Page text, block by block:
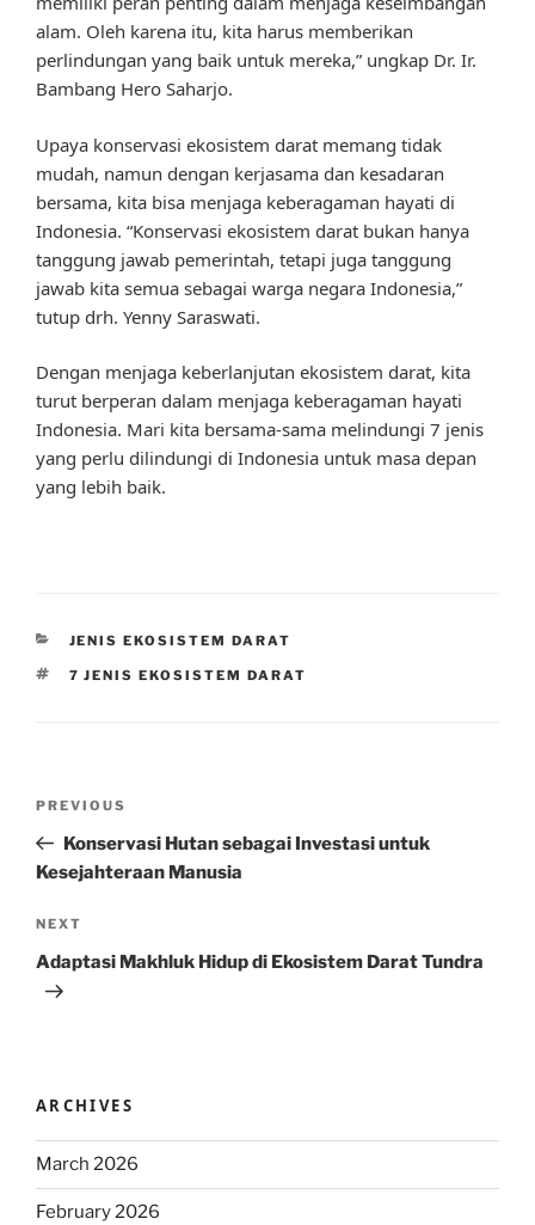
alam. Oleh karena itu, kita harus memberikan
perlindungan yang baik untuk mereka,” ungkap Dr. Ir.
Bambang Hero Saharjo.
Upaya konservasi ekosistem darat memang tidak
mudah, namun dengan kerjasama dan kesadaran
bersama, kita bisa menjaga keberagaman hayati di
Indonesia. “Konservasi ekosistem darat bukan hanya
tanggung jawab pemerintah, tetapi juga tanggung
jawab kita semua sebagai warga negara Indonesia,”
tutup drh. Yenny Saraswati.
Dengan menjaga keberlanjutan ekosistem darat, kita
turut berperan dalam menjaga keberagaman hayati
Indonesia. Mari kita bersama-sama melindungi 7 jenis
yang perlu dilindungi di Indonesia untuk masa depan
yang lebih baik.
CATEGORIES
JENIS EKOSISTEM DARAT
TAGS
7 JENIS EKOSISTEM DARAT
Previous
Post
PREVIOUS
Konservasi Hutan sebagai Investasi untuk
Kesejahteraan Manusia
Next
Post
NEXT
Adaptasi Makhluk Hidup di Ekosistem Darat Tundra
ARCHIVES
March 2026
February 2026